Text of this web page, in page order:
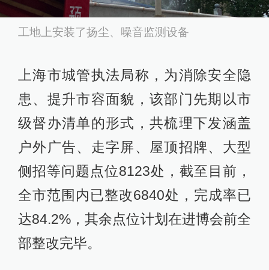
工地上安装了扬尘、噪音监测设备
上海市城管执法局称，为消除安全隐
患、提升市容面貌，该部门先期以市
级督办清单的形式，共梳理下发涵盖
户外广告、走字屏、屋顶招牌、大型
侧招等问题点位8123处，截至目前，
全市范围内已整改6840处，完成率已
达84.2%，其余点位计划在进博会前全
部整改完毕。